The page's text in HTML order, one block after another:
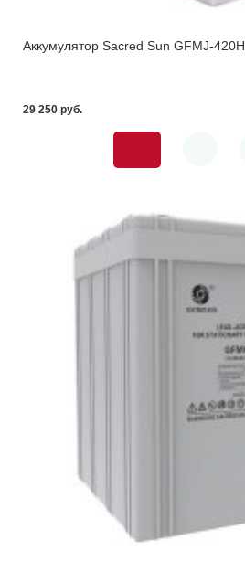
Аккумулятор Sacred Sun GFMJ-420H
29 250 pуб.